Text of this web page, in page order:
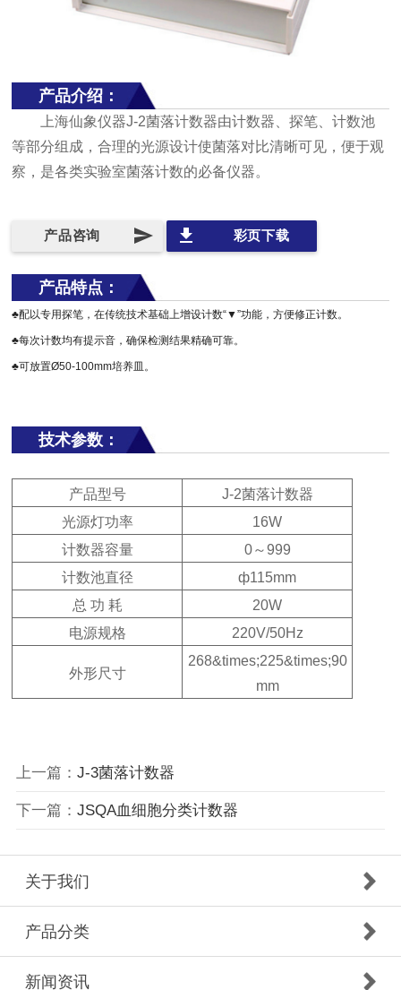
产品介绍：
上海仙象仪器J-2菌落计数器由计数器、探笔、计数池
等部分组成，合理的光源设计使菌落对比清晰可见，便于观
察，是各类实验室菌落计数的必备仪器。
send
产品咨询 file_download 彩页下载
产品特点：
♣配以专用探笔，在传统技术基础上增设计数“▼”功能，方便修正计数。
♣每次计数均有提示音，确保检测结果精确可靠。
♣可放置Ø50-100mm培养皿。
技术参数：
产品型号
J-2菌落计数器
光源灯功率
16W
计数器容量
0～999
计数池直径
ф115mm
总 功 耗
20W
电源规格
220V/50Hz
外形尺寸
268&times;225&times;90
mm
上一篇： J-3菌落计数器
下一篇： JSQA血细胞分类计数器
关于我们
产品分类
新闻资讯